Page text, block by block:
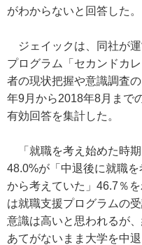
がわからないと回答した。
ジェイックは、同社が
プログラム「セカンドカ
者の現状把握や意識調査
年9月から2018年8月まで
有効回答を集計した。
「就職を考え始めた時
48.0%が「中退後に就職
から考えていた」46.7％
は就職支援プログラムの
意識は高いと思われるが
あてがないまま大学を中